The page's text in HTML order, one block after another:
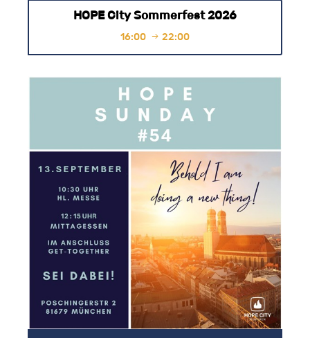
HOPE City Sommerfest 2026
16:00  22:00